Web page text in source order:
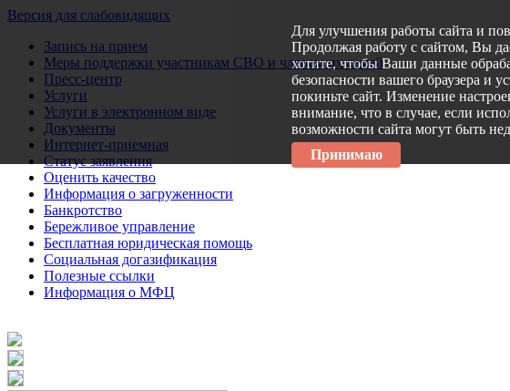
Версия для слабовидящих
Запись на прием
Меры поддержки участникам СВО и членам их семей
Пресс-центр
Услуги
Услуги в электронном виде
Документы
Интернет-приемная
Статус заявления
Оценить качество
Информация о загруженности
Банкротство
Бережливое управление
Бесплатная юридическая помощь
Социальная догазификация
Полезные ссылки
Информация о МФЦ
Для улучшения работы сайта и
Продолжая работу с сайтом, Вы
хотите, чтобы Ваши данные
безопасности вашего браузера и
покиньте сайт. Изменение
внимание, что в случае, если
возможности сайта могут быть
Принимаю